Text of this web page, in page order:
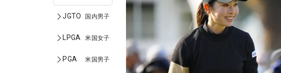
JGTO 国内男子
LPGA 米国女子
PGA 米国男子